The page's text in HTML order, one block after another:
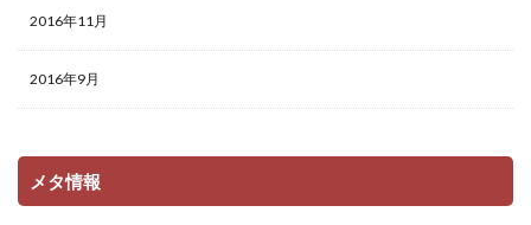
2016年11月
2016年9月
メタ情報